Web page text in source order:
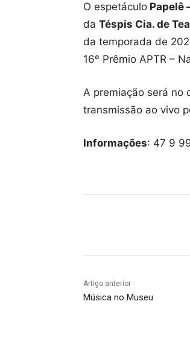
O espetáculo Papelê
da Téspis Cia. de
da temporada de
16º Prêmio APTR –
A premiação será no
transmissão ao vivo
Informações: 47 9
Artigo anterior
Música no Museu